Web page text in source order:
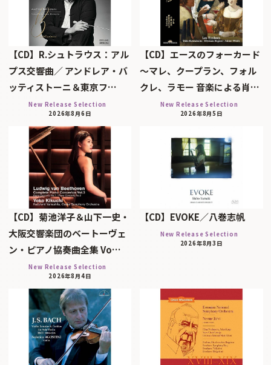
【CD】R.シュトラウス：アル
プス交響曲／ アンドレア・バ
ッティストーニ＆東京フ…
New Release Selection
2026年8月6日
【CD】エースのフォーカード
～マレ、クープラン、フォル
クレ、ラモー 音楽による肖…
New Release Selection
2026年8月5日
【CD】菊池洋子＆山下一史・
大阪交響楽団のベートーヴェ
ン・ピアノ協奏曲全集 Vo…
New Release Selection
2026年8月4日
【CD】EVOKE／八巻志帆
New Release Selection
2026年8月3日